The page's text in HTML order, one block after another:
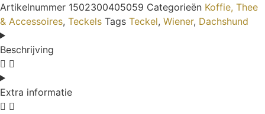
Artikelnummer 1502300405059 Categorieën Koffie, Thee
& Accessoires, Teckels Tags Teckel, Wiener, Dachshund
Beschrijving
Extra informatie